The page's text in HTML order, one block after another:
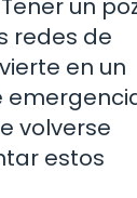
un
redes de
en un
volverse
estos